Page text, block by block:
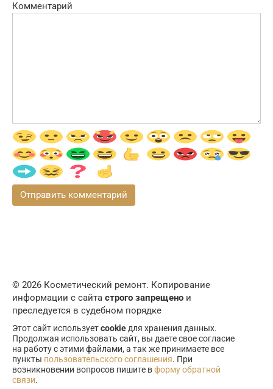
Комментарий
© 2026 Косметический ремонт. Копирование
информации с сайта строго запрещено и
преследуется в судебном порядке
Этот сайт используетcookie для хранения данных.
Продолжая использовать сайт, вы даете свое согласие
на работу с этими файлами, а так же принимаете все
пункты пользовательского соглашения. При
возникновении вопросов пишите вформу обратной
связи.